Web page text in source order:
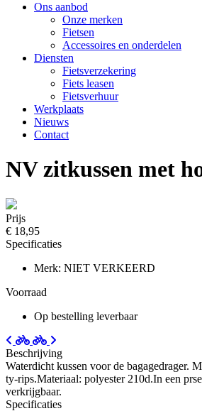
Ons aanbod
Onze merken
Fietsen
Accessoires en onderdelen
Diensten
Fietsverzekering
Fiets leasen
Fietsverhuur
Werkplaats
Nieuws
Contact
NV zitkussen met
Prijs
€ 18,95
Specificaties
Merk: NIET VERKEERD
Voorraad
Op bestelling leverbaar
Beschrijving
Waterdicht kussen voor de bagagedrager.
ty-rips.Materiaal: polyester 210d.In een
verkrijgbaar.
Specificaties